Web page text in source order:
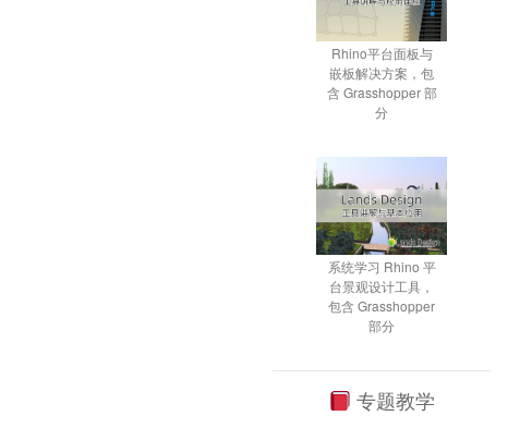
Rhino平台面板与
嵌板解决方案，包
含 Grasshopper 部
分
系统学习 Rhino 平
台景观设计工具，
包含 Grasshopper
部分
专题教学